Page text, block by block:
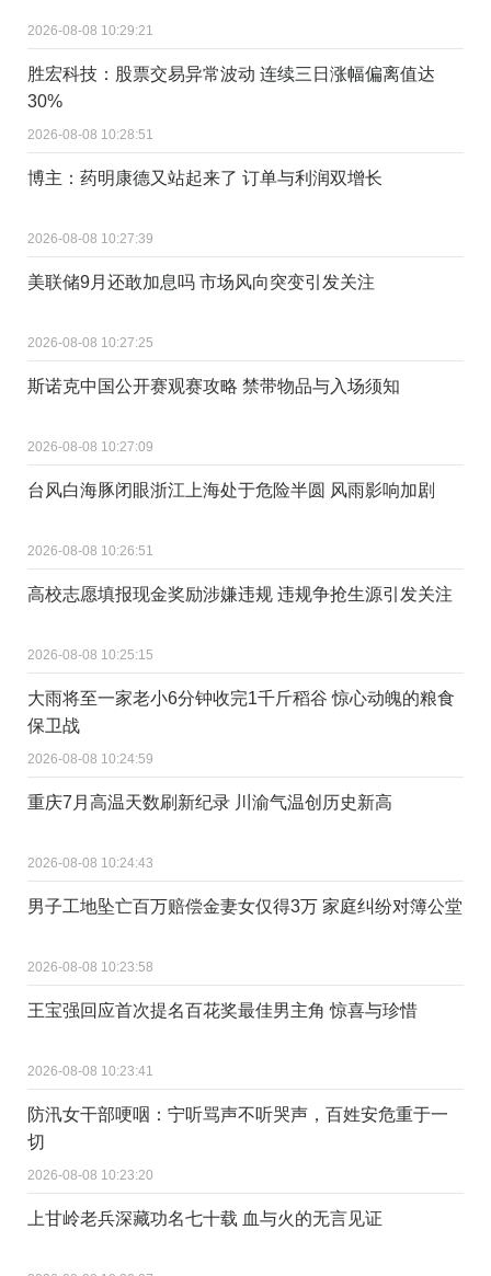
2026-08-08 10:29:21
胜宏科技：股票交易异常波动 连续三日涨幅偏离值达
30%
2026-08-08 10:28:51
博主：药明康德又站起来了 订单与利润双增长
2026-08-08 10:27:39
美联储9月还敢加息吗 市场风向突变引发关注
2026-08-08 10:27:25
斯诺克中国公开赛观赛攻略 禁带物品与入场须知
2026-08-08 10:27:09
台风白海豚闭眼浙江上海处于危险半圆 风雨影响加剧
2026-08-08 10:26:51
高校志愿填报现金奖励涉嫌违规 违规争抢生源引发关注
2026-08-08 10:25:15
大雨将至一家老小6分钟收完1千斤稻谷 惊心动魄的粮食
保卫战
2026-08-08 10:24:59
重庆7月高温天数刷新纪录 川渝气温创历史新高
2026-08-08 10:24:43
男子工地坠亡百万赔偿金妻女仅得3万 家庭纠纷对簿公堂
2026-08-08 10:23:58
王宝强回应首次提名百花奖最佳男主角 惊喜与珍惜
2026-08-08 10:23:41
防汛女干部哽咽：宁听骂声不听哭声，百姓安危重于一
切
2026-08-08 10:23:20
上甘岭老兵深藏功名七十载 血与火的无言见证